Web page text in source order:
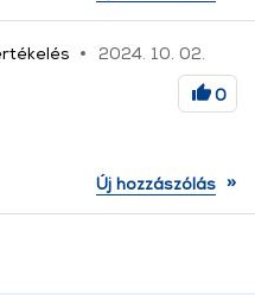
2024. 10. 02.
0
Új hozzászólás »